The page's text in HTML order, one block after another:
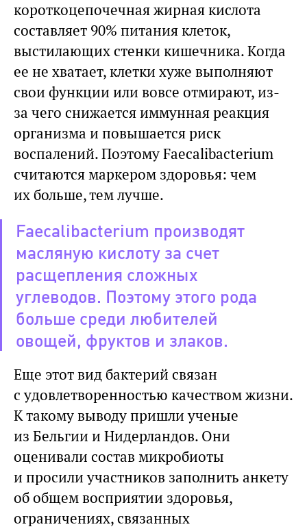
короткоцепочечная жирная кислота
составляет 90% питания клеток,
выстилающих стенки кишечника. Когда
ее не хватает, клетки хуже выполняют
свои функции или вовсе отмирают, из-
за чего снижается иммунная реакция
организма и повышается риск
воспалений. Поэтому Faecalibacterium
считаются маркером здоровья: чем
их больше, тем лучше.
Faecalibacterium производят
масляную кислоту за счет
расщепления сложных
углеводов. Поэтому этого рода
больше среди любителей
овощей, фруктов и злаков.
Еще этот вид бактерий связан
с удовлетворенностью качеством жизни.
К такому выводу пришли ученые
из Бельгии и Нидерландов. Они
оценивали состав микробиоты
и просили участников заполнить анкету
об общем восприятии здоровья,
ограничениях, связанных